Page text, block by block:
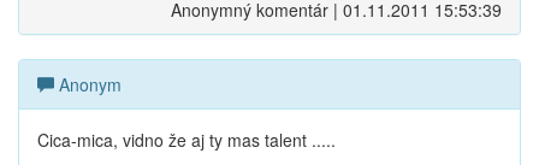
Anonymný komentár | 01.11.2011 15:53:39
Anonym
Cica-mica, vidno že aj ty mas talent .....